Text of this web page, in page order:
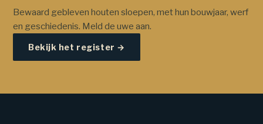
Bewaard gebleven houten sloepen, met hun bouwjaar, werf
en geschiedenis. Meld de uwe aan.
Bekijk het register →